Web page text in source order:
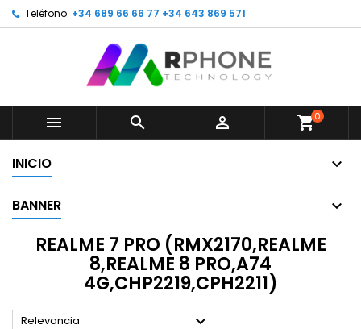
Teléfono: +34 689 66 66 77 +34 643 869 571
   shopping_cart0
INICIO
BANNER
REALME 7 PRO (RMX2170,REALME
8,REALME 8 PRO,A74
4G,CHP2219,CPH2211)
Relevancia 